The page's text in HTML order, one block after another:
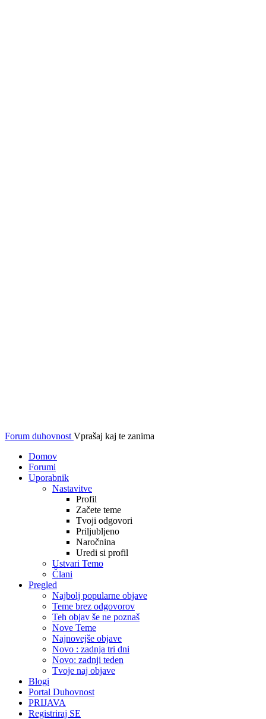
Forum duhovnost Vprašaj kaj te zanima
Domov
Forumi
Uporabnik
Nastavitve
Profil
Začete teme
Tvoji odgovori
Priljubljeno
Naročnina
Uredi si profil
Ustvari Temo
Člani
Pregled
Najbolj popularne objave
Teme brez odgovorov
Teh objav še ne poznaš
Nove Teme
Najnovejše objave
Novo : zadnja tri dni
Novo: zadnji teden
Tvoje naj objave
Blogi
Portal Duhovnost
PRIJAVA
Registriraj SE